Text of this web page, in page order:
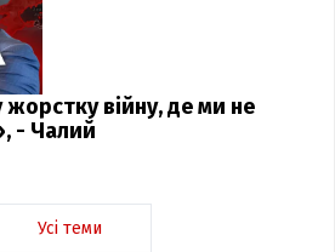
жорстку війну, де ми не
- Чалий
Усі теми